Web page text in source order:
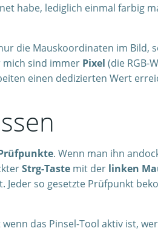
habe, lediglich einmal farbig
die Mauskoordinaten im
mich sind immer Pixel (die RGB-
einen dedizierten Wert
. Wenn man ihn
Strg-Taste mit der linken
so gesetzte Prüfpunkt
das Pinsel-Tool aktiv ist,